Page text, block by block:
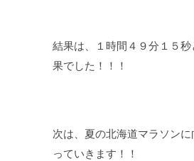
結果は、１時間４９分１５
果でした！！！
次は、夏の北海道マラソン
っていきます！！